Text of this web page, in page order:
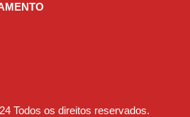
Todos os direitos reservados.